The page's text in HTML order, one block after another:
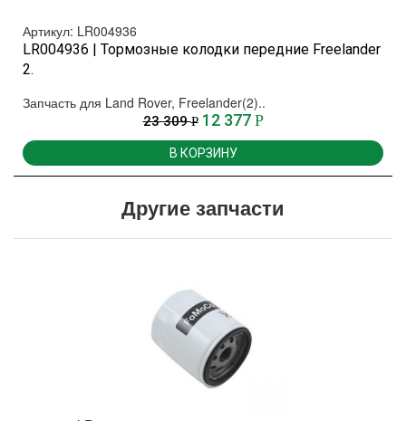
Артикул: LR004936
LR004936 | Тормозные колодки передние Freelander
2.
Запчасть для Land Rover, Freelander(2)..
23 309Р 12 377 Р
В КОРЗИНУ
Другие запчасти